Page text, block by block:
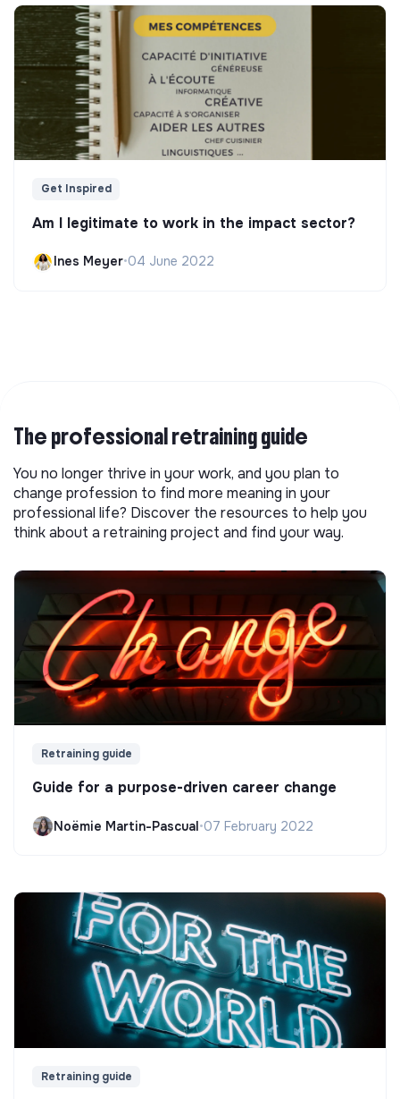
Get Inspired
Am I legitimate to work in the impact sector?
Ines Meyer•04 June 2022
The professional retraining guide
You no longer thrive in your work, and you plan to
change profession to find more meaning in your
professional life? Discover the resources to help you
think about a retraining project and find your way.
Retraining guide
Guide for a purpose-driven career change
Noëmie Martin-Pascual•07 February 2022
Retraining guide